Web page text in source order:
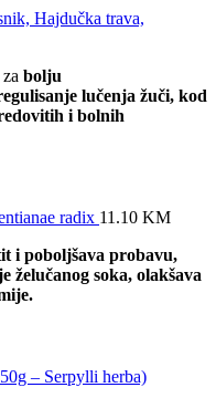
Hajdučka trava,
bolju
lučenja žuči, kod
i bolnih
radix 11.10 KM
i poboljšava probavu,
želučanog soka, olakšava
– Serpylli herba)